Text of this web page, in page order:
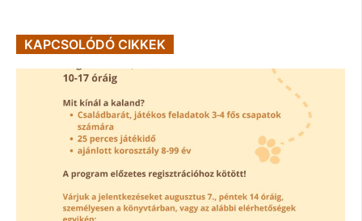
KAPCSOLÓDÓ CIKKEK